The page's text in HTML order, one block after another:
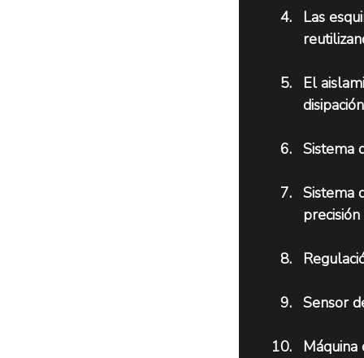
Las
El
Sistema
Sistema
Sensor